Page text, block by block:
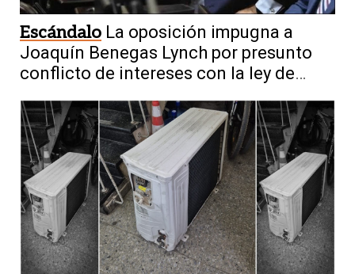
Escándalo La oposición impugna a
Joaquín Benegas Lynch por presunto
conflicto de intereses con la ley de